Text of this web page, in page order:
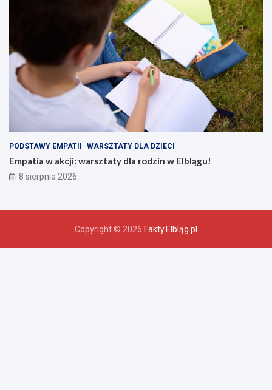
PODSTAWY EMPATII WARSZTATY DLA DZIECI
Empatia w akcji: warsztaty dla rodzin w Elblągu!
8 sierpnia 2026
Copyright © 2026 Fakty.Elbląg.pl